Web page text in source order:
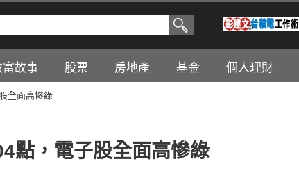
富故事 股票 房地產 基金 個人理財
全面高慘綠
點，電子股全面高慘綠